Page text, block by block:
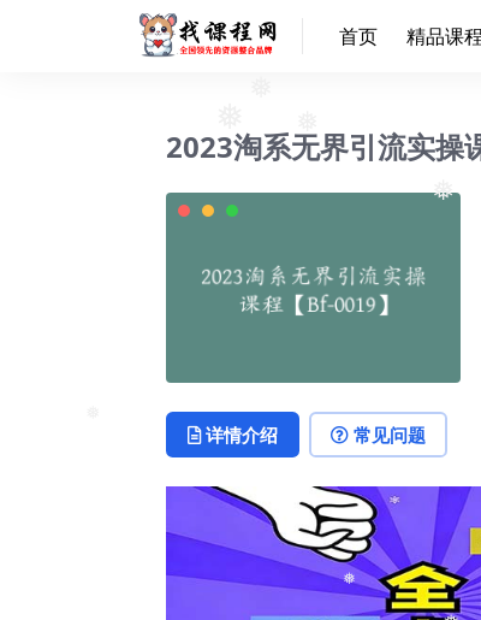
❅
❅
首页 精品课程
2023淘系无界引流实操
详情介绍 常见问题